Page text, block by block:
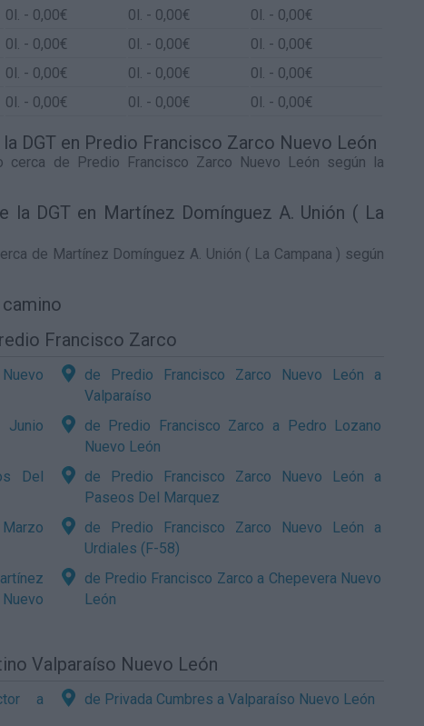
0l. - 0,00€ 0l. - 0,00€ 0l. - 0,00€
0l. - 0,00€ 0l. - 0,00€ 0l. - 0,00€
0l. - 0,00€ 0l. - 0,00€ 0l. - 0,00€
0l. - 0,00€ 0l. - 0,00€ 0l. - 0,00€
DGT en Predio Francisco Zarco Nuevo León
cerca de Predio Francisco Zarco Nuevo León según la
la DGT en Martínez Domínguez A. Unión ( La
de Martínez Domínguez A. Unión ( La Campana ) según
Francisco Zarco
de Predio Francisco Zarco Nuevo León a
Valparaíso
Junio
de Predio Francisco Zarco a Pedro Lozano
Nuevo León
Del
de Predio Francisco Zarco Nuevo León a
Paseos Del Marquez
de Predio Francisco Zarco Nuevo León a
Urdiales (F-58)
de Predio Francisco Zarco a Chepevera Nuevo
León
Valparaíso Nuevo León
a
de Privada Cumbres a Valparaíso Nuevo León